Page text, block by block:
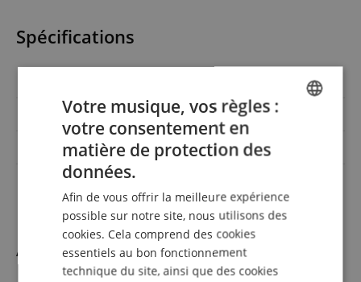
Spécifications
Diamètre 26 Zoll
Couleur Noir
Profondeur de lenveloppe
Accessoires
FRENCH
SPANISH
Votre musique, vos règles :
votre consentement en
matière de protection des
données.
Afin de vous offrir la meilleure expérience
possible sur notre site, nous utilisons des
cookies. Cela comprend des cookies
essentiels au bon fonctionnement
technique du site, ainsi que des cookies